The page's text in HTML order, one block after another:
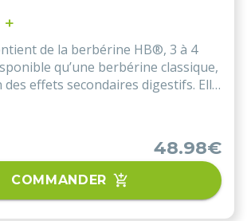
de la berbérine HB®, 3 à 4
qu’une berbérine classique,
des effets secondaires digestifs. Elle
48.98€
COMMANDER